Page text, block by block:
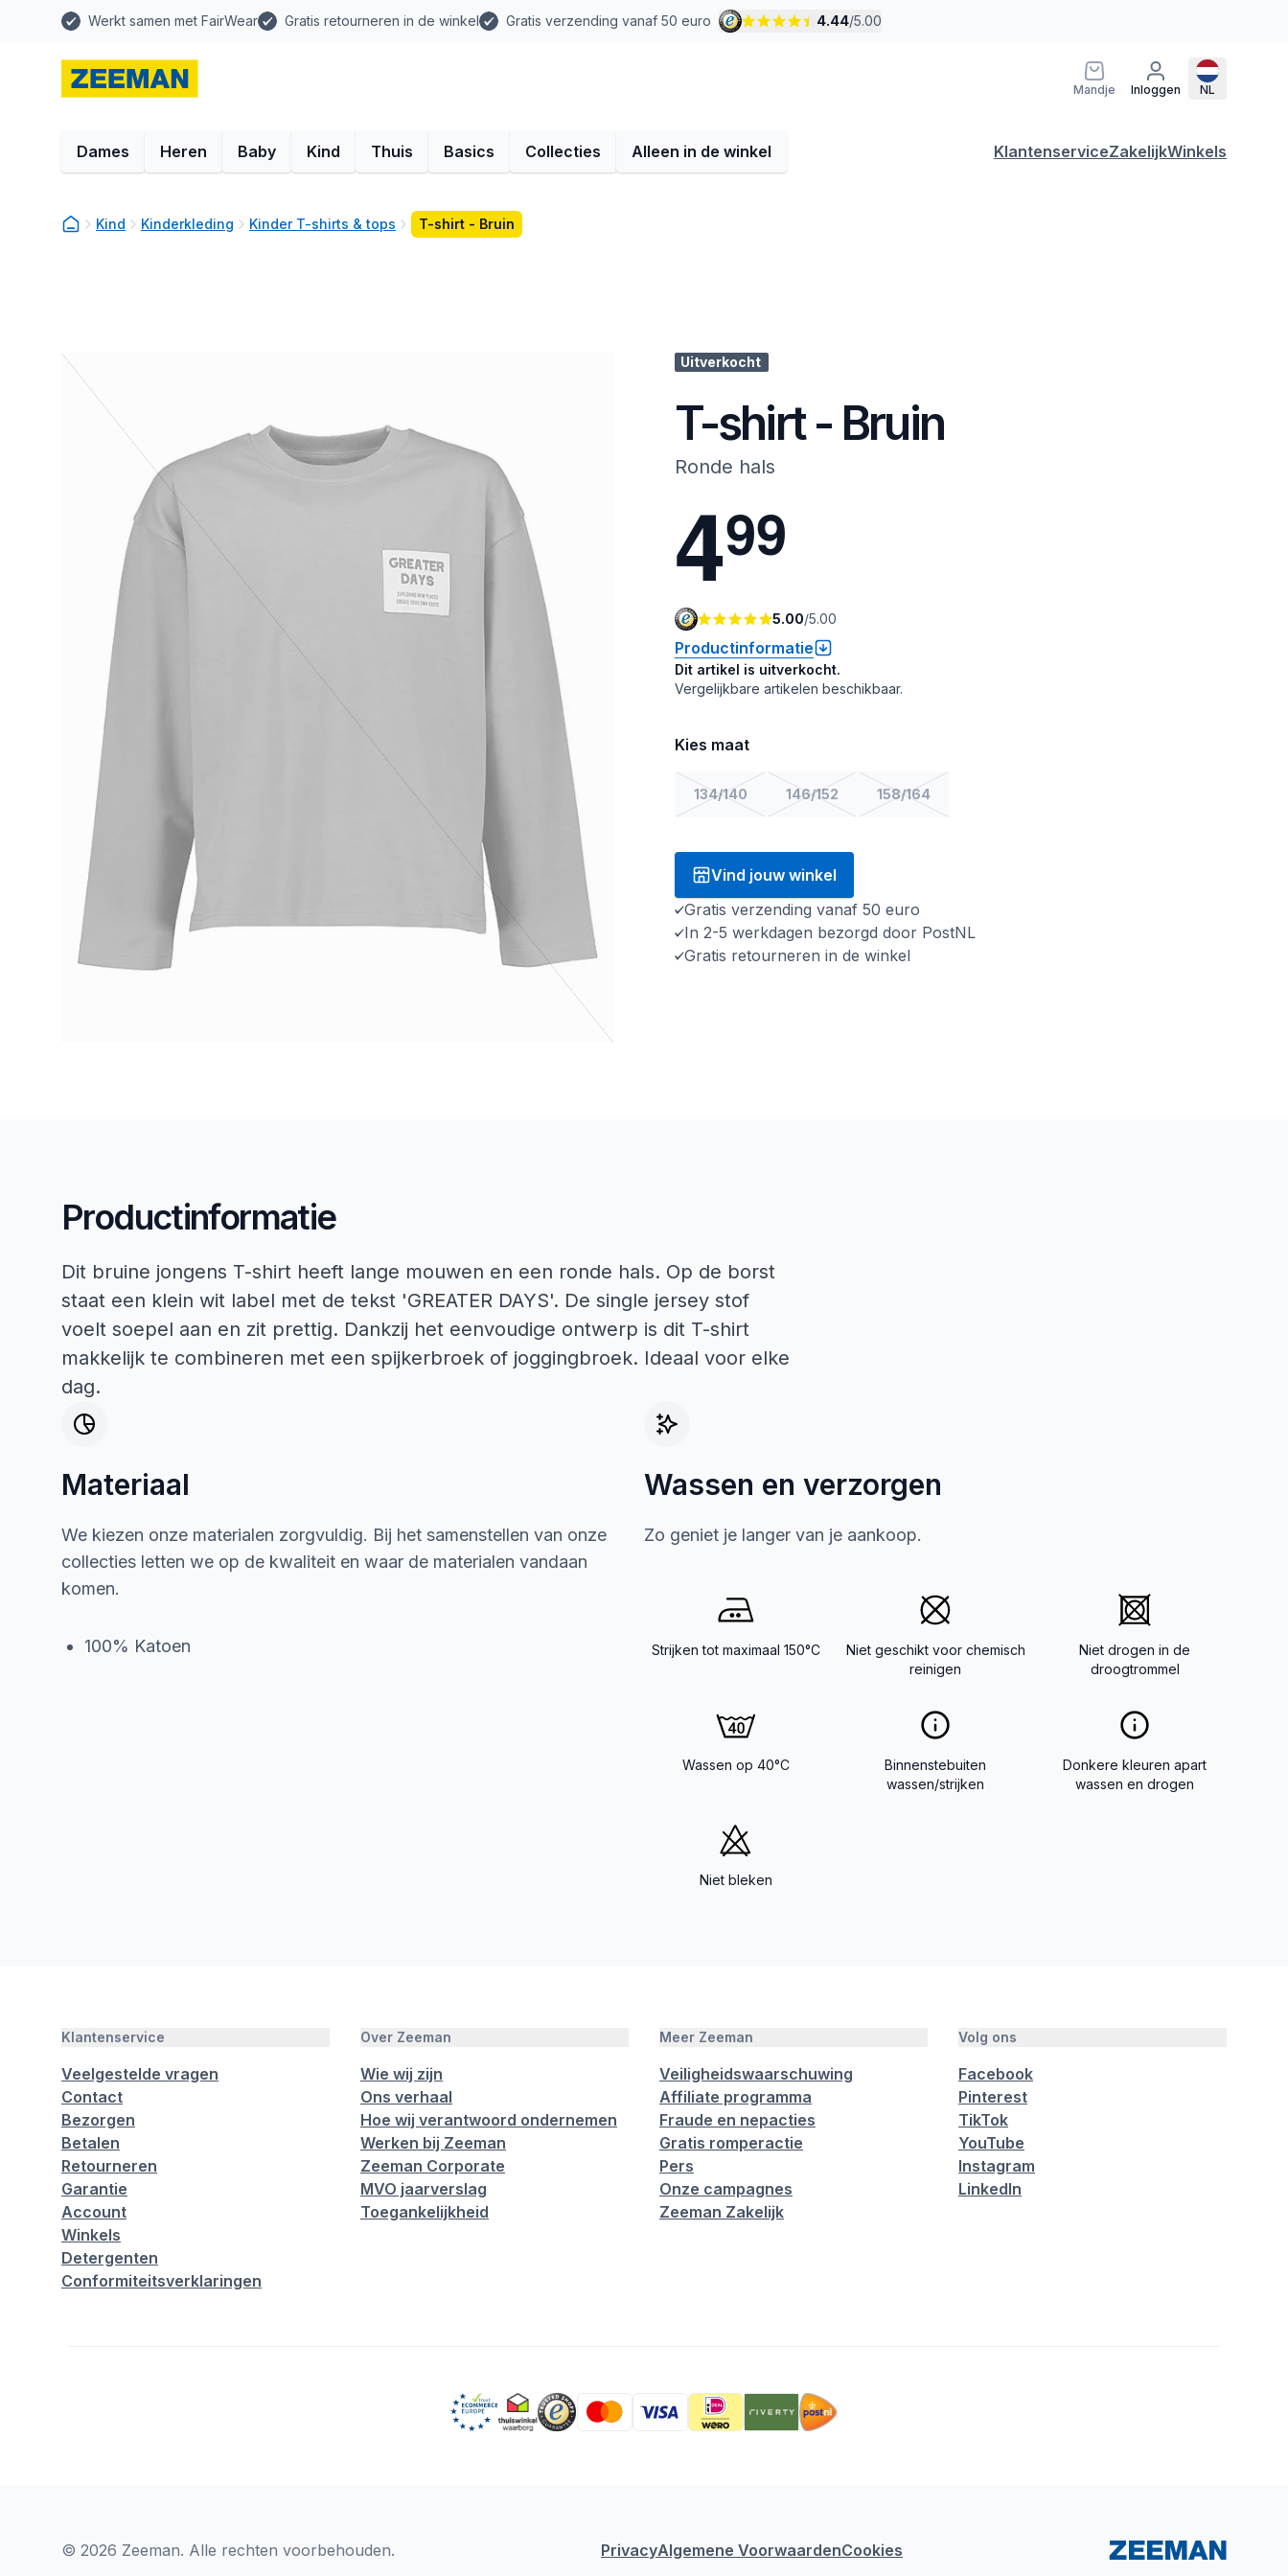
Werkt samen met FairWear Gratis retourneren in de winkel Gratis verzending vanaf 50 euro 4.44/5.00
Mandje Inloggen NL
Dames Heren Baby Kind Thuis Basics Collecties Alleen in de winkel KlantenserviceZakelijkWinkels
Kind Kinderkleding Kinder T-shirts & tops T-shirt - Bruin
Uitverkocht
T-shirt - Bruin
Ronde hals
499
5.00/5.00
Productinformatie
Dit artikel is uitverkocht.
Vergelijkbare artikelen beschikbaar.
Kies maat
134/140 146/152 158/164
Vind jouw winkel
Gratis verzending vanaf 50 euro
In 2-5 werkdagen bezorgd door PostNL
Gratis retourneren in de winkel
Productinformatie
Dit bruine jongens T-shirt heeft lange mouwen en een ronde hals. Op de borst
staat een klein wit label met de tekst 'GREATER DAYS'. De single jersey stof
voelt soepel aan en zit prettig. Dankzij het eenvoudige ontwerp is dit T-shirt
makkelijk te combineren met een spijkerbroek of joggingbroek. Ideaal voor elke
dag.
Materiaal
We kiezen onze materialen zorgvuldig. Bij het samenstellen van onze
collecties letten we op de kwaliteit en waar de materialen vandaan
komen.
100% Katoen
Wassen en verzorgen
Zo geniet je langer van je aankoop.
Strijken tot maximaal 150°C
Niet geschikt voor chemisch
reinigen
Niet drogen in de
droogtrommel
Wassen op 40°C
Binnenstebuiten
wassen/strijken
Donkere kleuren apart
wassen en drogen
Niet bleken
Klantenservice
Veelgestelde vragen
Contact
Bezorgen
Betalen
Retourneren
Garantie
Account
Winkels
Detergenten
Conformiteitsverklaringen
Over Zeeman
Wie wij zijn
Ons verhaal
Hoe wij verantwoord ondernemen
Werken bij Zeeman
Zeeman Corporate
MVO jaarverslag
Toegankelijkheid
Meer Zeeman
Veiligheidswaarschuwing
Affiliate programma
Fraude en nepacties
Gratis romperactie
Pers
Onze campagnes
Zeeman Zakelijk
Volg ons
Facebook
Pinterest
TikTok
YouTube
Instagram
LinkedIn
© 2026 Zeeman. Alle rechten voorbehouden. PrivacyAlgemene VoorwaardenCookies